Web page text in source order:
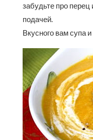
забудьте про
подачей.
Вкусного вам супа